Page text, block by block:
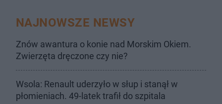
NAJNOWSZE NEWSY
Znów awantura o konie nad Morskim Okiem.
Zwierzęta dręczone czy nie?
Wsola: Renault uderzyło w słup i stanął w
płomieniach. 49-latek trafił do szpitala